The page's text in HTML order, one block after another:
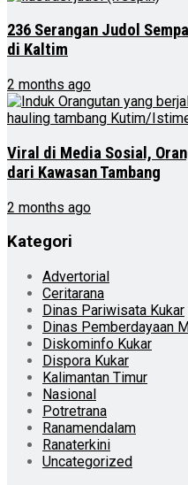
236 Serangan Judol
di Kaltim
2 months ago
Viral di Media Sosial,
dari Kawasan Tambang
2 months ago
Kategori
Advertorial
Ceritarana
Dinas Pariwisata Kukar
Dinas Pemberdayaan
Diskominfo Kukar
Dispora Kukar
Kalimantan Timur
Nasional
Potretrana
Ranamendalam
Ranaterkini
Uncategorized